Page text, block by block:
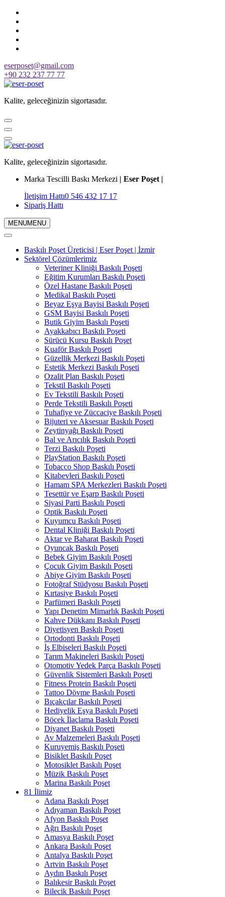
Skip
content
eserposet@gmail.com
+90 232 237 77 77
Kalite, geleceğinizin sigortasıdır.
Kalite, geleceğinizin sigortasıdır.
Marka Tescilli Baskı Merkezi | Eser Poşet |
İletişim Hattı0 546 432 17 17
Sipariş Hattı
MENUMENU
Baskılı Poşet Üreticisi | Eser Poşet | İzmir
Sektörel Çözümlerimiz
Veteriner Kliniği Baskılı Poşeti
Eğitim Kurumları Baskılı Poşeti
Özel Hastane Baskılı Poşeti
Medikal Baskılı Poşeti
Beyaz Eşya Bayisi Baskılı Poşeti
GSM Bayisi Baskılı Poşeti
Butik Giyim Baskılı Poşeti
Ayakkabıcı Baskılı Poşeti
Sürücü Kursu Baskılı Poşet
Kuaför Baskılı Poşeti
Güzellik Merkezi Baskılı Poşeti
Estetik Merkezi Baskılı Poşeti
Ozalit Plan Baskılı Poşeti
Tekstil Baskılı Poşeti
Ev Tekstili Baskılı Poşeti
Perde Tekstili Baskılı Poşeti
Tuhafiye ve Züccaciye Baskılı Poşeti
Bijuteri ve Aksesuar Baskılı Poşeti
Zeytinyağı Baskılı Poşeti
Bal ve Arıcılık Baskılı Poşeti
Terzi Baskılı Poşeti
PlayStation Baskılı Poşeti
Tobacco Shop Baskılı Poşeti
Kitabevleri Baskılı Poşeti
Hamam SPA Merkezleri Baskılı Poşeti
Tesettür ve Eşarp Baskılı Poşeti
Siyasi Parti Baskılı Poşeti
Optik Baskılı Poşeti
Kuyumcu Baskılı Poşeti
Dental Kliniği Baskılı Poşeti
Aktar ve Baharat Baskılı Poşeti
Oyuncak Baskılı Poşeti
Bebek Giyim Baskılı Poşeti
Çocuk Giyim Baskılı Poşeti
Abiye Giyim Baskılı Poşeti
Fotoğraf Stüdyosu Baskılı Poşeti
Kırtasiye Baskılı Poşeti
Parfümeri Baskılı Poşeti
Yapı Denetim Mimarlık Baskılı Poşeti
Kahve Dükkanı Baskılı Poşeti
Diyetisyen Baskılı Poşeti
Ortodonti Baskılı Poşeti
İş Elbiseleri Baskılı Poşeti
Tarım Makineleri Baskılı Poşeti
Otomotiv Yedek Parça Baskılı Poşeti
Güvenlik Sistemleri Baskılı Poşeti
Fitness Protein Baskılı Poşeti
Tattoo Dövme Baskılı Poşeti
Bıçakçılar Baskılı Poşeti
Hediyelik Eşya Baskılı Poşeti
Böcek İlaçlama Baskılı Poşeti
Diyanet Baskılı Poşeti
Av Malzemeleri Baskılı Poşeti
Kuruyemiş Baskılı Poşeti
Bisiklet Baskılı Poşet
Motosiklet Baskılı Poşet
Müzik Baskılı Poşet
Marina Baskılı Poşet
81 İlimiz
Adana Baskılı Poşet
Adıyaman Baskılı Poşet
Afyon Baskılı Poşet
Ağrı Baskılı Poşet
Amasya Baskılı Poşet
Ankara Baskılı Poşet
Antalya Baskılı Poşet
Artvin Baskılı Poşet
Aydın Baskılı Poşet
Balıkesir Baskılı Poşet
Bilecik Baskılı Poşet